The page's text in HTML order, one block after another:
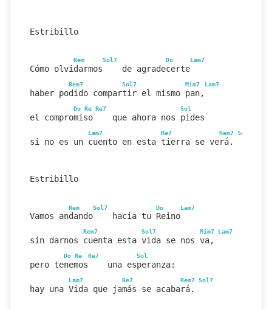
Estribillo
Rem Sol7 Do Lam7
Cómo olvidarmos    de agradecerte
Rem7 Sol7 Mim7 Lam7
haber podido compartir el mismo pan,
Do Re Re7 Sol
el compromiso    que ahora nos pides
Lam7 Re7 Rem7 Sol7
si no es un cuento en esta tierra se verá.
Estribillo
Rem Sol7 Do Lam7
Vamos andando    hacia tu Reino
Rem7 Sol7 Mim7 Lam7
sin darnos cuenta esta vida se nos va,
Do Re Re7 Sol
pero tenemos    una esperanza:
Lam7 Re7 Rem7 Sol7
hay una Vida que jamás se acabará.